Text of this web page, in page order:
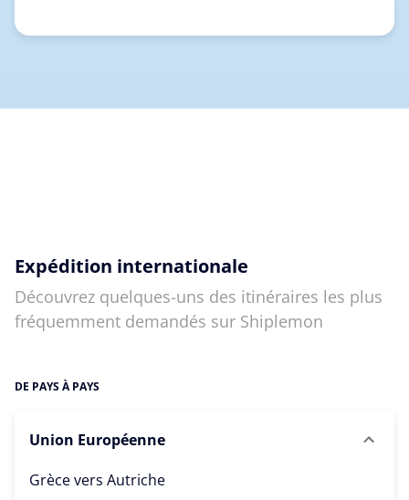
Expédition internationale
Découvrez quelques-uns des itinéraires les plus
fréquemment demandés sur Shiplemon
DE PAYS À PAYS
Union Européenne
Grèce vers Autriche